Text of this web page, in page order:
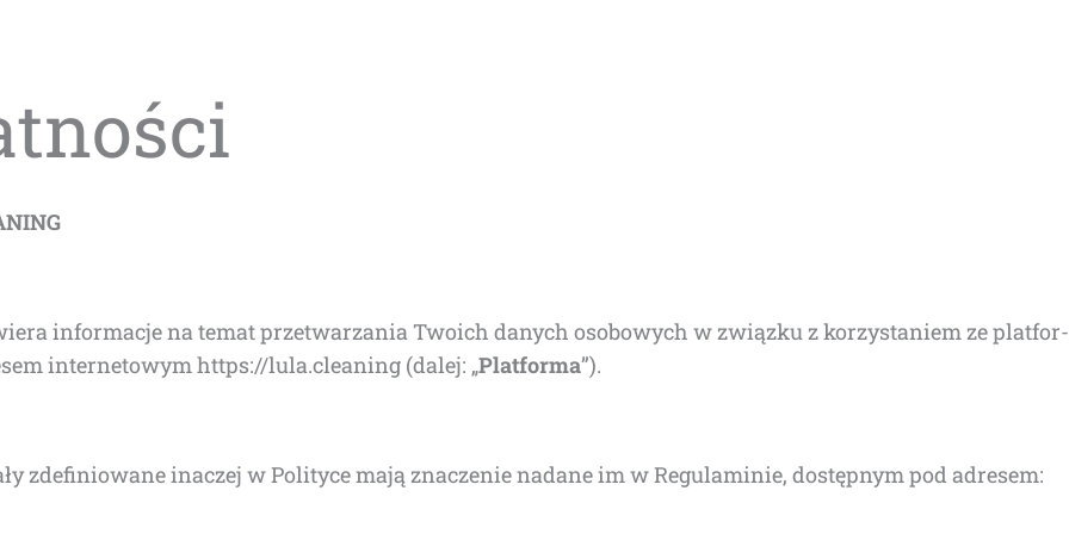
infor­ma­cje na temat prze­twa­rza­nia Two­ich danych oso­bo­wych w związ­ku z korzy­sta­niem ze plat­for­
inter­ne­to­wym https://lula.cleaning (dalej: „Plat­for­ma”).
zde­fi­nio­wa­ne ina­czej w Poli­ty­ce mają zna­cze­nie nada­ne im w Regu­la­mi­nie, dostęp­nym pod adre­sem: